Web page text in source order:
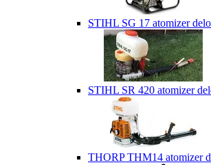
STIHL SG 17 atomizer
STIHL SR 420 atomizer
THORP THM14 atomizer